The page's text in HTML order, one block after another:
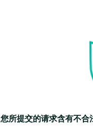
您所提交的请求含有不合